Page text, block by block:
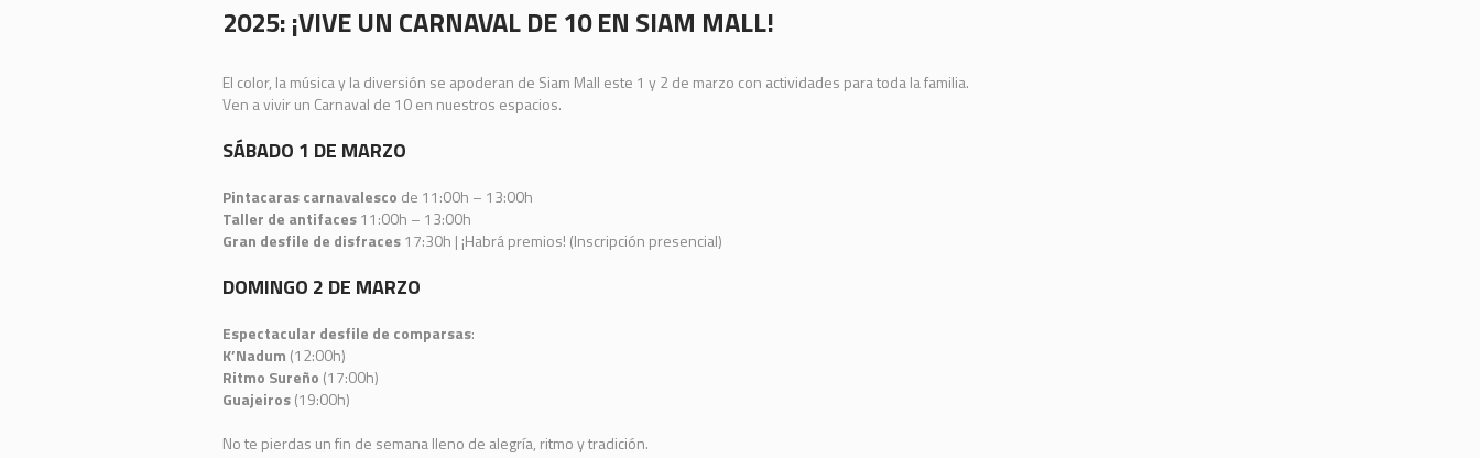
2025: ¡VIVE UN CARNAVAL DE 10 EN SIAM MALL!
El color, la música y la diversión se apoderan de Siam Mall este 1 y 2 de marzo con actividades para toda la familia.
Ven a vivir un Carnaval de 10 en nuestros espacios.
SÁBADO 1 DE MARZO
Pintacaras carnavalesco de 11:00h – 13:00h
Taller de antifaces11:00h – 13:00h
Gran desfile de disfraces17:30h | ¡Habrá premios! (Inscripción presencial)
DOMINGO 2 DE MARZO
Espectacular desfile de comparsas:
K’Nadum (12:00h)
Ritmo Sureño (17:00h)
Guajeiros(19:00h)
No te pierdas un fin de semana lleno de alegría, ritmo y tradición.